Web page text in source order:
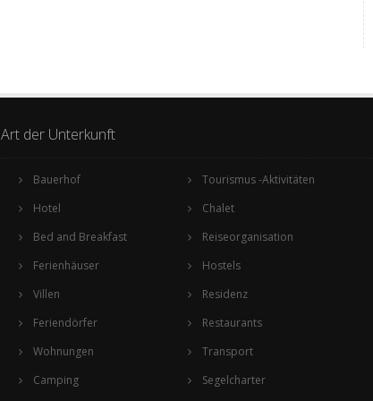
Art der Unterkunft
Bauerhof
Hotel
Bed and Breakfast
Ferienhäuser
Villen
Feriendörfer
Wohnungen
Camping
Tourismus -Aktivitäten
Chalet
Reiseorganisation
Hostels
Residenz
Restaurants
Transport
Segelcharter